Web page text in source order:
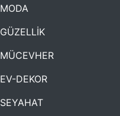
MODA
GÜZELLİK
MÜCEVHER
EV-DEKOR
SEYAHAT